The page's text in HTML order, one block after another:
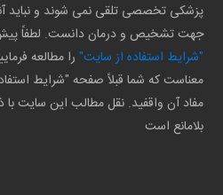
پزشکی تخصصی تلقی نمی شوند و نباید
جهت تشخیص و درمان دانست. لطفاً پیش
"شرایط استفاده از سایت" را مطالعه
معناست که شما قبلاً صفحه "شرایط
مفاد آن واقفید. نقل مطالب این سایت با
بلامانع است